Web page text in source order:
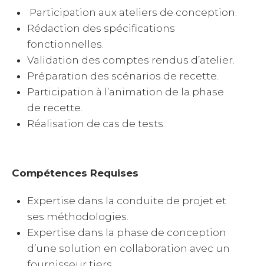
Participation aux ateliers de conception.
Rédaction des spécifications
fonctionnelles.
Validation des comptes rendus d’atelier.
Préparation des scénarios de recette.
Participation à l’animation de la phase
de recette.
Réalisation de cas de tests.
Compétences Requises
Expertise dans la conduite de projet et
ses méthodologies.
Expertise dans la phase de conception
d’une solution en collaboration avec un